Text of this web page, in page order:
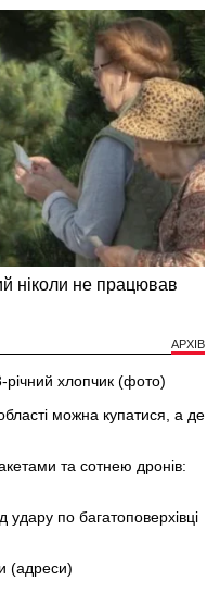
АРХІВ
хлопчик (фото)
можна купатися, а де
та сотнею дронів:
удару по багатоповерхівці
(адреси)